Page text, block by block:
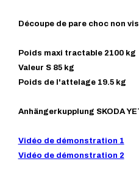
Découpe de pare choc non
Poids maxi tractable 2100 kg
Valeur S 85 kg
Poids de l'attelage 19.5 kg
Anhängerkupplung SKODA
Vidéo de démonstration 1
Vidéo de démonstration 2